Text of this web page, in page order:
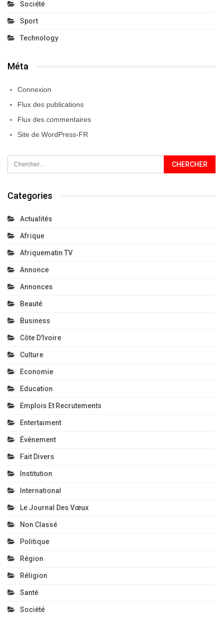
Société
Sport
Technology
Méta
Connexion
Flux des publications
Flux des commentaires
Site de WordPress-FR
Categories
Actualités
Afrique
Afriquematin TV
Annonce
Annonces
Beauté
Business
Côte D'Ivoire
Culture
Economie
Education
Emplois Et Recrutements
Entertaiment
Événement
Fait Divers
Institution
International
Le Journal Des Vœux
Non Classé
Politique
Région
Réligion
Santé
Société